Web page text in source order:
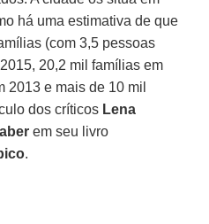
há uma estimativa de que
(com 3,5 pessoas
20,2 mil famílias em
2013 e mais de 10 mil
dos críticos Lena
em seu livro
.